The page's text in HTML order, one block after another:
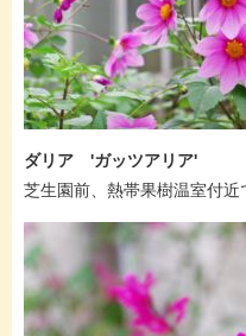
ダリア 'ガッツアリア'
芝生園前、熱帯果樹温室付近